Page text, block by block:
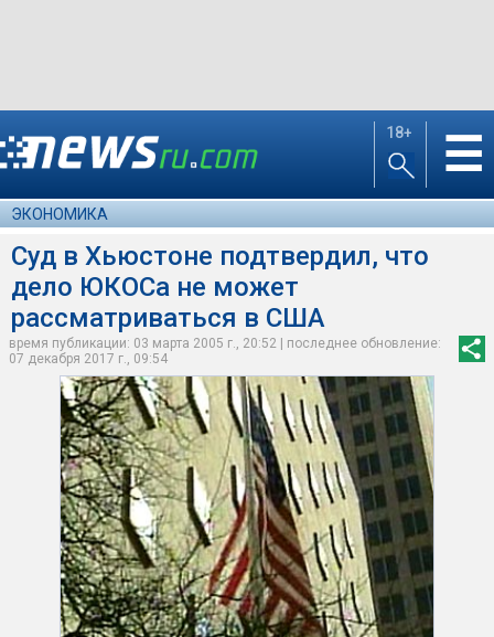
18+ ☰
ЭКОНОМИКА
Суд в Хьюстоне подтвердил, что
дело ЮКОСа не может
рассматриваться в США
время публикации: 03 марта 2005 г., 20:52 | последнее обновление:
07 декабря 2017 г., 09:54